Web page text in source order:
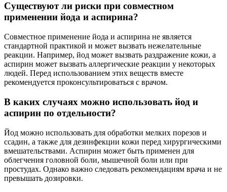
Существуют ли риски при совместном
применении йода и аспирина?
Совместное применение йода и аспирина не является
стандартной практикой и может вызвать нежелательные
реакции. Например, йод может вызвать раздражение кожи, а
аспирин может вызвать аллергические реакции у некоторых
людей. Перед использованием этих веществ вместе
рекомендуется проконсультироваться с врачом.
В каких случаях можно использовать йод и
аспирин по отдельности?
Йод можно использовать для обработки мелких порезов и
ссадин, а также для дезинфекции кожи перед хирургическими
вмешательствами. Аспирин может быть применен для
облегчения головной боли, мышечной боли или при
простудах. Однако важно следовать рекомендациям врача и не
превышать дозировки.